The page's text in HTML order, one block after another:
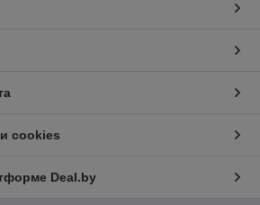
cookies
Deal.by